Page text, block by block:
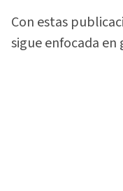
Con estas
sigue enfocada